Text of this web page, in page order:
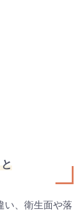
い、衛生面や落